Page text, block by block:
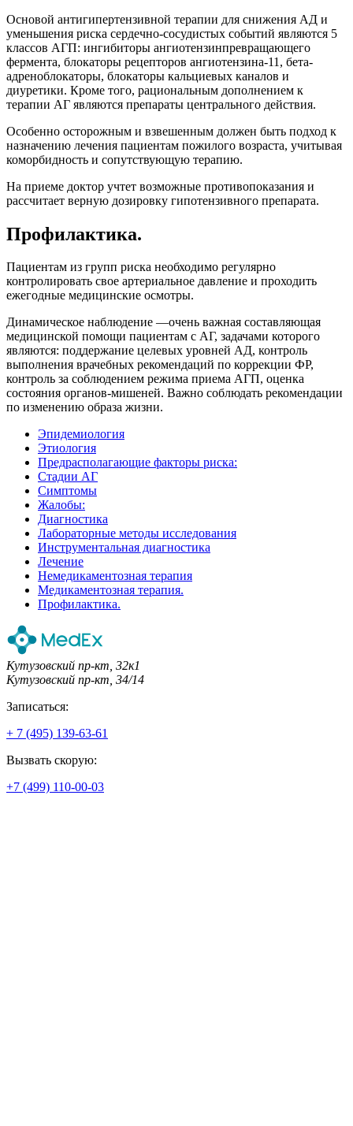
Основой антигипертензивной терапии для снижения АД и
уменьшения риска сердечно-сосудистых событий являются 5
классов АГП: ингибиторы ангиотензинпревращающего
фермента, блокаторы рецепторов ангиотензина-11, бета-
адреноблокаторы, блокаторы кальциевых каналов и
диуретики. Кроме того, рациональным дополнением к
терапии АГ являются препараты центрального действия.
Особенно осторожным и взвешенным должен быть подход к
назначению лечения пациентам пожилого возраста, учитывая
коморбидность и сопутствующую терапию.
На приеме доктор учтет возможные противопоказания и
рассчитает верную дозировку гипотензивного препарата.
Профилактика.
Пациентам из групп риска необходимо регулярно
контролировать свое артериальное давление и проходить
ежегодные медицинские осмотры.
Динамическое наблюдение —очень важная составляющая
медицинской помощи пациентам с АГ, задачами которого
являются: поддержание целевых уровней АД, контроль
выполнения врачебных рекомендаций по коррекции ФР,
контроль за соблюдением режима приема АГП, оценка
состояния органов-мишеней. Важно соблюдать рекомендации
по изменению образа жизни.
Эпидемиология
Этиология
Предрасполагающие факторы риска:
Стадии АГ
Симптомы
Жалобы:
Диагностика
Лабораторные методы исследования
Инструментальная диагностика
Лечение
Немедикаментозная терапия
Медикаментозная терапия.
Профилактика.
Кутузовский пр-кт, 32к1
Кутузовский пр-кт, 34/14
Записаться:
+ 7 (495) 139-63-61
Вызвать скорую:
+7 (499) 110-00-03